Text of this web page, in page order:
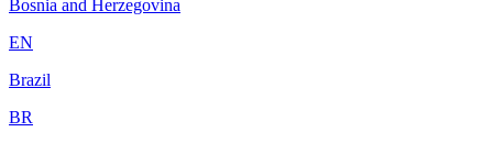
Bosnia and Herzegovina
EN
Brazil
BR